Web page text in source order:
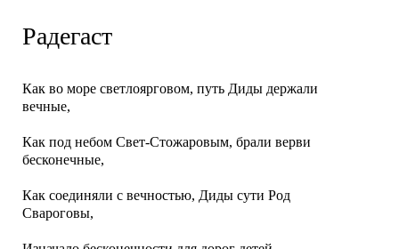
Радегаст
Как во море светлоярговом, путь Диды держали
вечные,
Как под небом Свет-Стожаровым, брали верви
бесконечные,
Как соединяли с вечностью, Диды сути Род
Свароговы,